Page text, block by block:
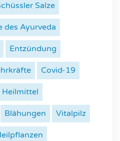
Salze
des Ayurveda
Entzündung
Covid-19
Heilmittel
Blähungen Vitalpilz